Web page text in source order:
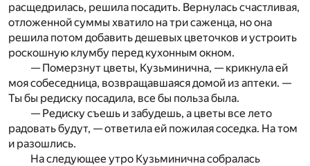
расщедрилась, решила посадить. Вернулась счастливая,
отложенной суммы хватило на три саженца, но она
решила потом добавить дешевых цветочков и устроить
роскошную клумбу перед кухонным окном.
— Померзнут цветы, Кузьминична, — крикнула ей
моя собеседница, возвращавшаяся домой из аптеки. —
Ты бы редиску посадила, все бы польза была.
— Редиску съешь и забудешь, а цветы все лето
радовать будут, — ответила ей пожилая соседка. На том
и разошлись.
На следующее утро Кузьминична собралась